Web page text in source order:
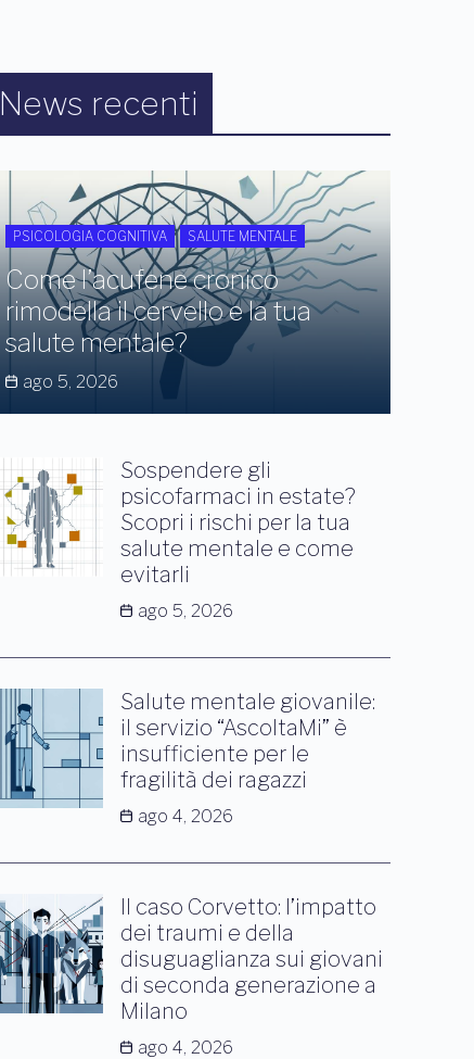
News recenti
PSICOLOGIA COGNITIVA SALUTE MENTALE
Come l’acufene cronico
rimodella il cervello e la tua
salute mentale?
ago 5, 2026
Sospendere gli
psicofarmaci in estate?
Scopri i rischi per la tua
salute mentale e come
evitarli
ago 5, 2026
Salute mentale giovanile:
il servizio “AscoltaMi” è
insufficiente per le
fragilità dei ragazzi
ago 4, 2026
Il caso Corvetto: l’impatto
dei traumi e della
disuguaglianza sui giovani
di seconda generazione a
Milano
ago 4, 2026